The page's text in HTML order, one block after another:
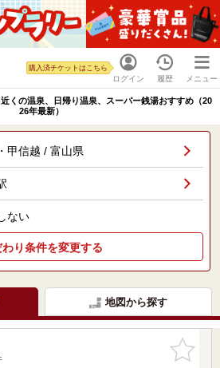
ログイン
購入済チケットはこちら
履歴 メニュー
くの温泉、日帰り温泉、スーパー銭湯おすすめ（20
26年最新）
甲信越 / 富山県
ない
わり条件を変更する
地図から探す
お気に入
りに追加